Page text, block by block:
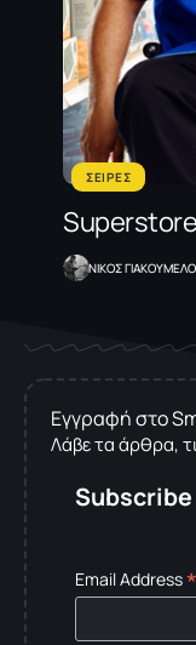
ΣΕΙΡΕΣ
NΙΚΟΣ
Εγγραφή στο
Λάβε τα άρθρα,
Email Address*